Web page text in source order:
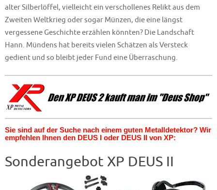
alter Silberlöffel, vielleicht ein verschollenes Relikt aus dem
Zweiten Weltkrieg oder sogar Münzen, die eine längst
vergessene Geschichte erzählen könnten? Die Landschaft
Hann. Mündens hat bereits vielen Schätzen als Versteck
gedient und so bleibt jeder Fund eine Überraschung.
Sie sind auf der Suche nach einem guten Metalldetektor? Wir
empfehlen Ihnen den DEUS I oder DEUS II von XP:
Sonderangebot XP DEUS II